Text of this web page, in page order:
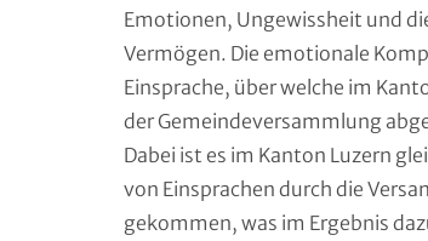
Emotionen, Ungewissheit und
Vermögen. Die emotionale
Einsprache, über welche im
der Gemeindeversammlung
Dabei ist es im Kanton Luzern
von Einsprachen durch die
gekommen, was im Ergebnis